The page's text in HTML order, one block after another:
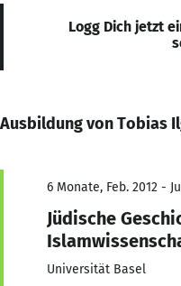
Logg Dich jetzt
Ausbildung von Tobias
6 Monate, Feb. 2012 -
Jüdische
Universität Basel